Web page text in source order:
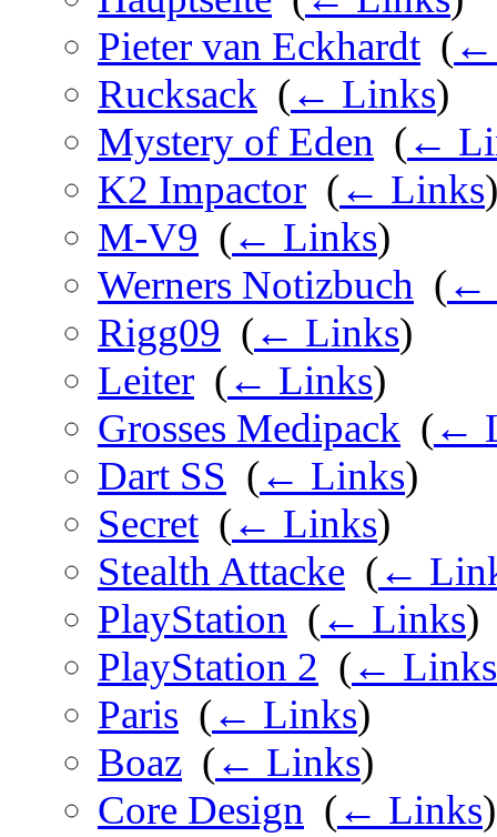
Pieter van Eckhardt (←
Rucksack (← Links)
Mystery of Eden (←
K2 Impactor (← Links)
M-V9 (← Links)
Werners Notizbuch (←
Rigg09 (← Links)
Leiter (← Links)
Grosses Medipack (←
Dart SS (← Links)
Secret (← Links)
Stealth Attacke (←
PlayStation (← Links)
PlayStation 2 (← Links
Paris (← Links)
Boaz (← Links)
Core Design (← Links)